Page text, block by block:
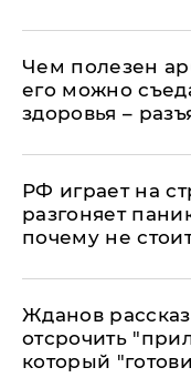
Чем полезен
его можно
здоровья –
РФ играет на
разгоняет
почему не
Жданов
отсрочить
который